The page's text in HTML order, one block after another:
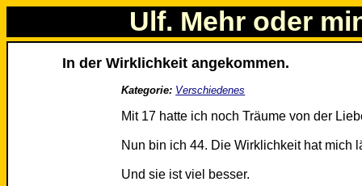
Ulf. Mehr oder
In der Wirklichkeit angekommen.
Kategorie: Verschiedenes
Mit 17 hatte ich noch Träume von der
Nun bin ich 44. Die Wirklichkeit hat mich
Und sie ist viel besser.